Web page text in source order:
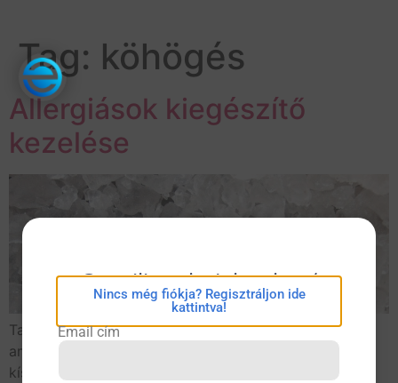
Tag: köhögés
Allergiások kiegészítő
kezelése
Tapadós, nehezen ürülő váladék képződése esetén,
amelyet orrdugulás, fej- és arcfájdalom, köhögés is
kísérhet, a szakorvosi vizsgálatok után a terápia
eConsilium bejelentkezés
Nincs még fiókja? Regisztráljon ide
kattintva!
Email cím